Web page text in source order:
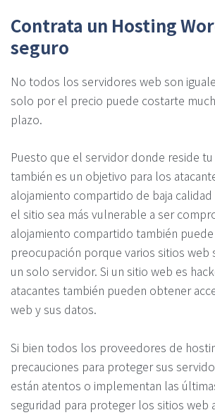
Contrata un Hosting
seguro
No todos los servidores web son
solo por el precio puede costarte
plazo.
Puesto que el servidor donde reside
también es un objetivo para los
alojamiento compartido de baja
el sitio sea más vulnerable a ser
alojamiento compartido también puede
preocupación porque varios sitios web
un solo servidor. Si un sitio web es
atacantes también pueden obtener
web y sus datos.
Si bien todos los proveedores de
precauciones para proteger sus
están atentos o implementan las
seguridad para proteger los sitios web